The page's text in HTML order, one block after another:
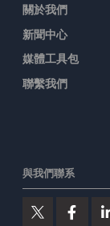
關於我們
新聞中心
媒體工具包
聯繫我們
與我們聯系